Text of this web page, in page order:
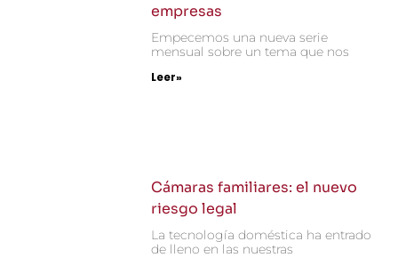
empresas
Empecemos una nueva serie
mensual sobre un tema que nos
Leer»
Cámaras familiares: el nuevo
riesgo legal
La tecnología doméstica ha entrado
de lleno en las nuestras